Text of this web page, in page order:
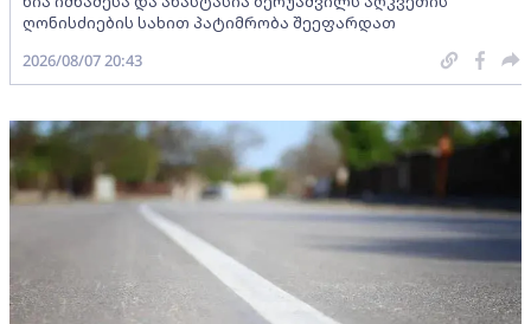
ღონისძიების სახით პატიმრობა შეეფარდათ
2026/08/07 20:43